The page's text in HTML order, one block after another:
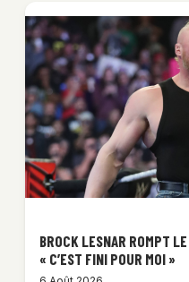
BROCK LESNAR ROMPT
« C’EST FINI POUR MOI »